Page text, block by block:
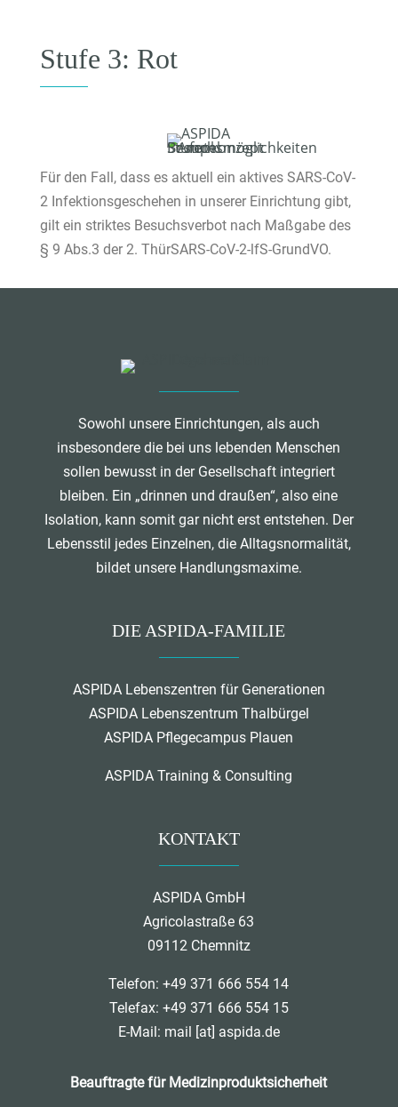
Stufe 3: Rot
Für den Fall, dass es aktuell ein aktives SARS-CoV-
2 Infektionsgeschehen in unserer Einrichtung gibt,
gilt ein striktes Besuchsverbot nach Maßgabe des
§ 9 Abs.3 der 2. ThürSARS-CoV-2-lfS-GrundVO.
Sowohl unsere Einrichtungen, als auch
insbesondere die bei uns lebenden Menschen
sollen bewusst in der Gesellschaft integriert
bleiben. Ein „drinnen und draußen“, also eine
Isolation, kann somit gar nicht erst entstehen. Der
Lebensstil jedes Einzelnen, die Alltagsnormalität,
bildet unsere Handlungsmaxime.
DIE ASPIDA-FAMILIE
ASPIDA Lebenszentren für Generationen
ASPIDA Lebenszentrum Thalbürgel
ASPIDA Pflegecampus Plauen
ASPIDA Training & Consulting
KONTAKT
ASPIDA GmbH
Agricolastraße 63
09112 Chemnitz
Telefon: +49 371 666 554 14
Telefax: +49 371 666 554 15
E-Mail: mail [at] aspida.de
Beauftragte für Medizinproduktsicherheit